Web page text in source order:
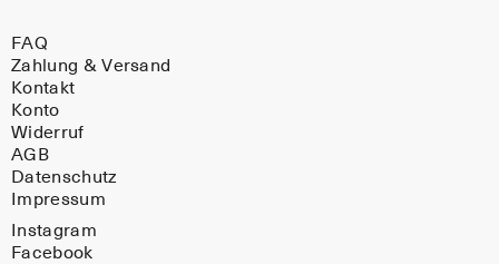
FAQ
Zahlung & Versand
Kontakt
Konto
Widerruf
AGB
Datenschutz
Impressum
Instagram
Facebook